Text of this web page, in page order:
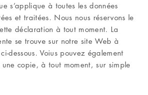
s’applique à toutes les données
et traitées. Nous nous réservons le
déclaration à tout moment. La
se trouve sur notre site Web à
dessous. Voius pouvez également
copie, à tout moment, sur simple